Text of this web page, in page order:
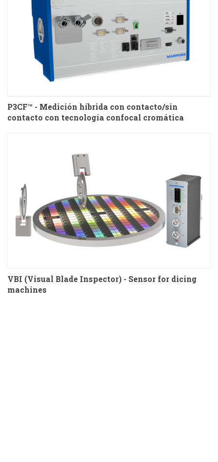
P3CF™ - Medición híbrida con contacto/sin
contacto con tecnología confocal cromática
VBI (Visual Blade Inspector) - Sensor for dicing
machines